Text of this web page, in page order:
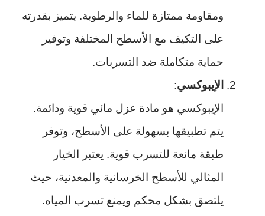
ومقاومة ممتازة للماء والرطوبة. يتميز بقدرته
على التكيف مع الأسطح المختلفة وتوفير
حماية متكاملة ضد التسربات.
الإيبوكسي:
الإيبوكسي هو مادة عزل مائي قوية ودائمة.
يتم تطبيقها بسهولة على الأسطح، وتوفر
طبقة مانعة للتسرب قوية. يعتبر الخيار
المثالي للأسطح الخرسانية والمعدنية، حيث
يلتصق بشكل محكم ويمنع تسرب المياه.